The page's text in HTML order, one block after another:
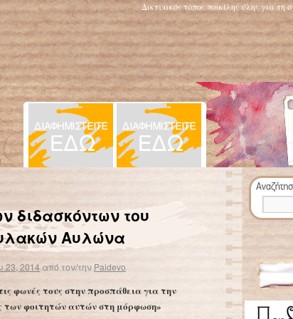
Δικτυακός τόπος ποικίλης ύλης για
διδασκόντων του
Αυλώνα
23, 2014 από τον/την Paidevo
φωνές τους στην προσπάθεια για την
των φοιτητών αυτών στη μόρφωση»